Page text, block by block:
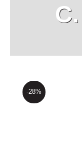
Tłumaczenia
Newsletter
-28%